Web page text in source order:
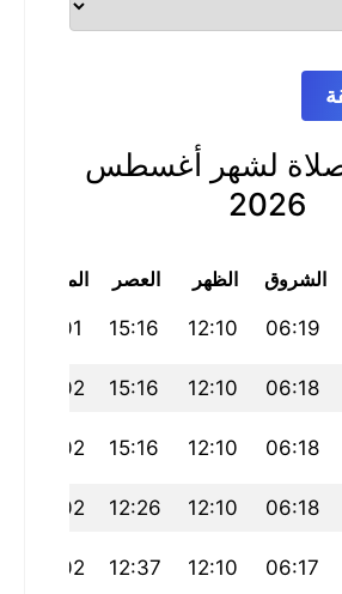
لشهر أغسطس
2026
الشروق الظهر العصر المغرب
06:19
12:10
15:16
18:01
06:18
12:10
15:16
18:02
06:18
12:10
15:16
18:02
06:18
12:10
12:26
18:02
06:17
12:10
12:37
18:02